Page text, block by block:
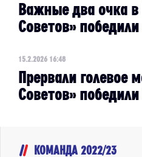
Важные два очка
Советов»
15.2.2026 16:48
Прервали голевое
Советов»
КОМАНДА 2022/23